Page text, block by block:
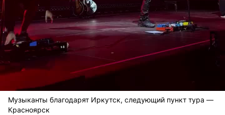
Музыканты благодарят Иркутск, следующий пункт тура —
Красноярск